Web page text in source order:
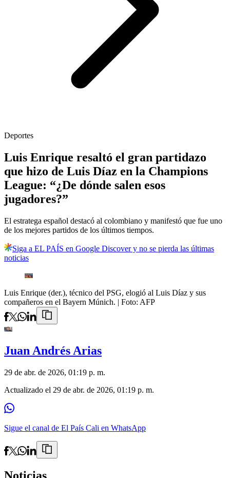
Deportes
Luis Enrique resaltó el gran partidazo
que hizo de Luis Díaz en la Champions
League: “¿De dónde salen esos
jugadores?”
El estratega español destacó al colombiano y manifestó que fue uno
de los mejores partidos de los últimos tiempos.
Siga a EL PAÍS en Google Discover y no se pierda las últimas
noticias
Luis Enrique (der.), técnico del PSG, elogió al Luis Díaz y sus
compañeros en el Bayern Múnich. | Foto: AFP
Juan Andrés Arias
29 de abr. de 2026, 01:19 p. m.
Actualizado el 29 de abr. de 2026, 01:19 p. m.
Sigue el canal de El País Cali en WhatsApp